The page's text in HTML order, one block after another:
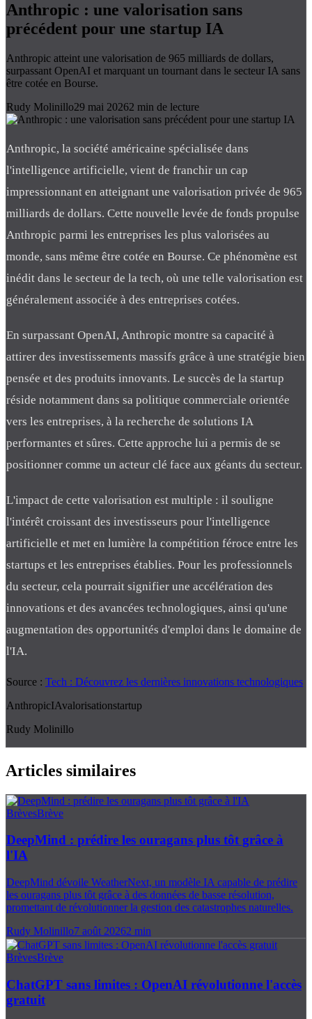
Anthropic : une valorisation sans
précédent pour une startup IA
Anthropic atteint une valorisation de 965 milliards de dollars,
surpassant OpenAI et marquant un tournant dans le secteur IA sans
être cotée en Bourse.
Rudy Molinillo29 mai 20262 min de lecture
Anthropic, la société américaine spécialisée dans
l'intelligence artificielle, vient de franchir un cap
impressionnant en atteignant une valorisation privée de 965
milliards de dollars. Cette nouvelle levée de fonds propulse
Anthropic parmi les entreprises les plus valorisées au
monde, sans même être cotée en Bourse. Ce phénomène est
inédit dans le secteur de la tech, où une telle valorisation est
généralement associée à des entreprises cotées.
En surpassant OpenAI, Anthropic montre sa capacité à
attirer des investissements massifs grâce à une stratégie bien
pensée et des produits innovants. Le succès de la startup
réside notamment dans sa politique commerciale orientée
vers les entreprises, à la recherche de solutions IA
performantes et sûres. Cette approche lui a permis de se
positionner comme un acteur clé face aux géants du secteur.
L'impact de cette valorisation est multiple : il souligne
l'intérêt croissant des investisseurs pour l'intelligence
artificielle et met en lumière la compétition féroce entre les
startups et les entreprises établies. Pour les professionnels
du secteur, cela pourrait signifier une accélération des
innovations et des avancées technologiques, ainsi qu'une
augmentation des opportunités d'emploi dans le domaine de
l'IA.
Source : Tech : Découvrez les dernières innovations technologiques
AnthropicIAvalorisationstartup
Rudy Molinillo
Articles similaires
BrèvesBrève
DeepMind : prédire les ouragans plus tôt grâce à
l'IA
DeepMind dévoile WeatherNext, un modèle IA capable de prédire
les ouragans plus tôt grâce à des données de basse résolution,
promettant de révolutionner la gestion des catastrophes naturelles.
Rudy Molinillo7 août 20262 min
BrèvesBrève
ChatGPT sans limites : OpenAI révolutionne l'accès
gratuit